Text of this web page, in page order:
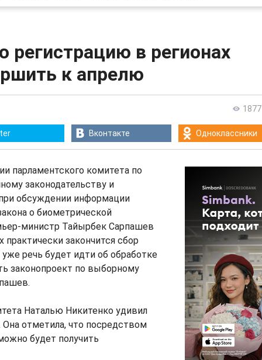
регистрацию в регионах
к апрелю
1877
Вконтакте Одноклассники
парламентского комитета по
законодательству и
обсуждении информации
о биометрической
министр Тайырбек Сарпашев
практически закончится сбор
речь будет идти об обработке
законопроект по выборному
Наталью Никитенко удивил
отметила, что посредством
будет получить